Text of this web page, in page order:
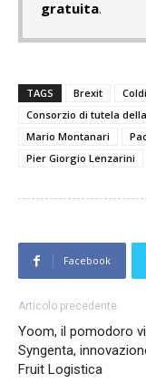
gratuita.
TAGS Brexit
Consorzio di tutela
Mario Montanari
Pier Giorgio Lenzarini
Facebook
Articolo precedente
Yoom, il pomodoro
Syngenta,
Fruit Logistica